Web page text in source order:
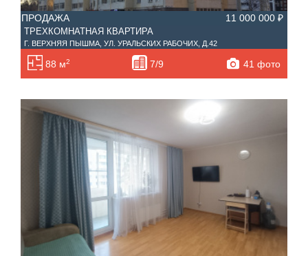
ПРОДАЖА 11 000 000 ₽
ТРЕХКОМНАТНАЯ КВАРТИРА
Г. ВЕРХНЯЯ ПЫШМА, УЛ. УРАЛЬСКИХ РАБОЧИХ, Д.42
88 м2 7/9 41 фото